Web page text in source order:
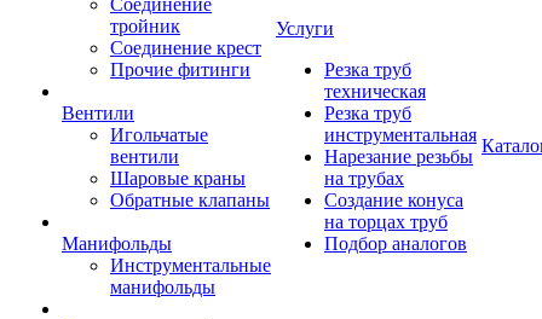
Соединение
тройник
Соединение крест
Прочие фитинги
Вентили
Игольчатые
вентили
Шаровые краны
Обратные клапаны
Манифольды
Инструментальные
манифольды
Услуги
Резка труб
техническая
Резка труб
инструментальная
Нарезание резьбы
на трубах
Создание конуса
на торцах труб
Подбор аналогов